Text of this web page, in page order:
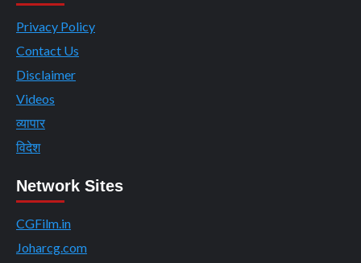
Privacy Policy
Contact Us
Disclaimer
Videos
व्यापार
विदेश
Network Sites
CGFilm.in
Joharcg.com